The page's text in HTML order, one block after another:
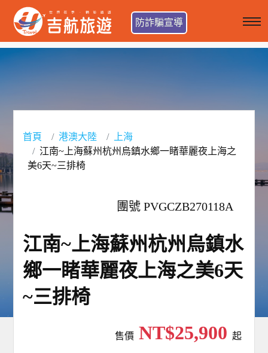
防詐騙宣導
首頁 港澳大陸
上海
江南~上海蘇州杭州烏鎮水鄉一睹華麗夜上海之
美6天~三排椅
團號 PVGCZB270118A
江南~上海蘇州杭州烏鎮水
鄉一睹華麗夜上海之美6天
~三排椅
售價NT$25,900 起